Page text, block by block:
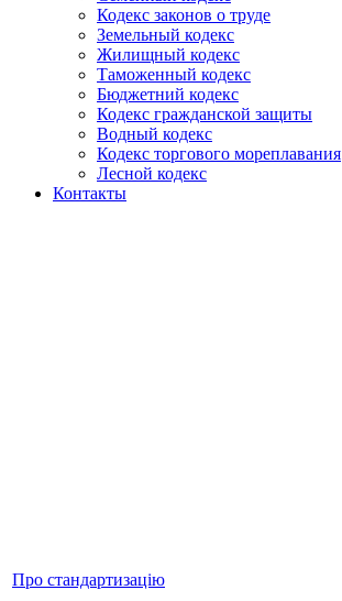
Кодекс законов о труде
Земельный кодекс
Жилищный кодекс
Таможенный кодекс
Бюджетний кодекс
Кодекс гражданской защиты
Водный кодекс
Кодекс торгового мореплавания
Лесной кодекс
Контакты
Про стандартизацію